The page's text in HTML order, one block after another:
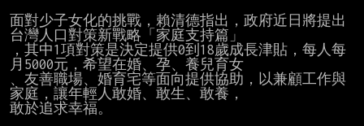
面對少子女化的挑戰，賴清德指出，政府近日將提出
台灣人口對策新戰略「家庭支持篇」
，其中1項對策是決定提供0到18歲成長津貼，每人每
月5000元，希望在婚、孕、養兒育女
、友善職場、婚育宅等面向提供協助，以兼顧工作與
家庭，讓年輕人敢婚、敢生、敢養，
敢於追求幸福。